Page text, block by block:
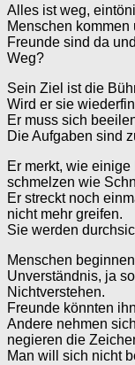
Alles ist weg,
Menschen kommen
Freunde sind da
Weg?
Sein Ziel ist die
Wird er sie
Er muss sich
Die Aufgaben sind
Er merkt, wie
schmelzen wie
Er streckt noch
nicht mehr greifen.
Sie werden
Menschen
Unverständnis, ja
Nichtverstehen.
Freunde könnten
Andere nehmen
negieren die
Man will sich nicht